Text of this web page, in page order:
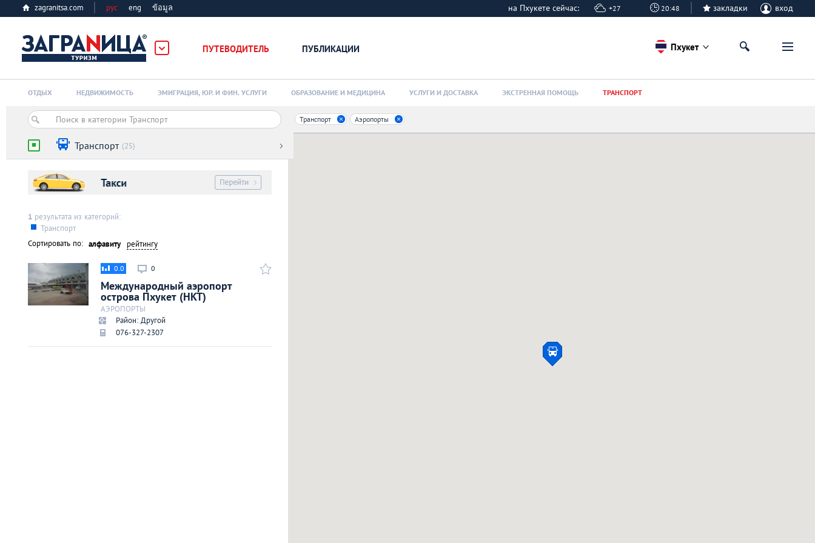
zagranitsa.com рус eng ข้อมูล на Пхукете сейчас: +27 20:48 закладки вход
ПУТЕВОДИТЕЛЬ ПУБЛИКАЦИИ
Алматы
Астана
Афины
Киев
Лондон
Лос-Анджелес
Пхукет
ОТДЫХ НЕДВИЖИМОСТЬ ЭМИГРАЦИЯ, ЮР. И ФИН. УСЛУГИ ОБРАЗОВАНИЕ И МЕДИЦИНА УСЛУГИ И ДОСТАВКА ЭКСТРЕННАЯ ПОМОЩЬ ТРАНСПОРТ
Транспорт (25)
1 результата из категорий:
Транспорт
Сортировать по: алфавиту рейтингу
0
0.0
Международный аэропорт
острова Пхукет (HKT)
АЭРОПОРТЫ
Район: Другой
076-327-2307
Транспорт Аэропорты